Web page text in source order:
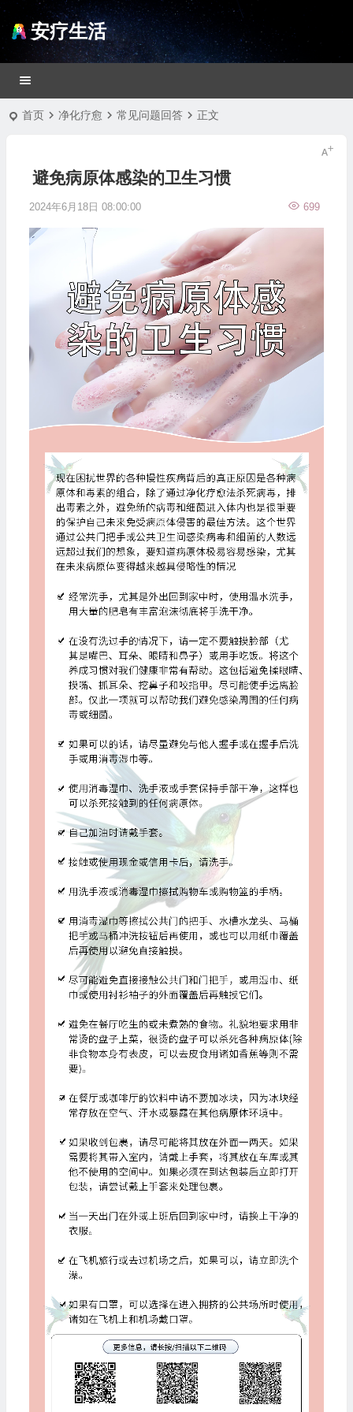
安疗生活
首页 净化疗愈 常见问题回答 正文
避免病原体感染的卫生习惯
2024年6月18日 08:00:00 699